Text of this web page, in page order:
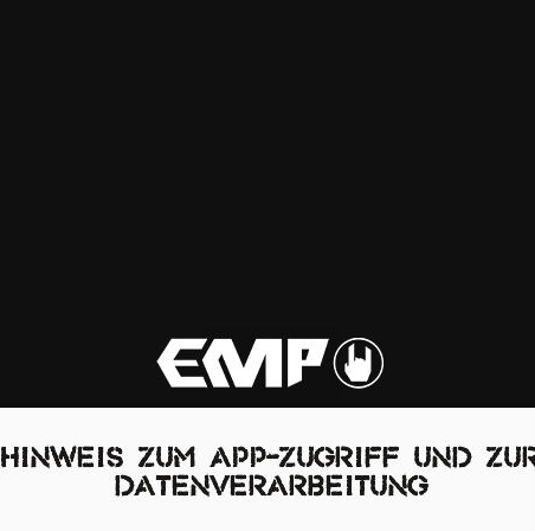
Hinweis zum App-Zugriff und
Datenverarbeitung